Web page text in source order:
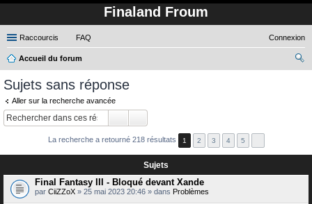
Finaland Froum
Raccourcis FAQ Connexion
Accueil du forum
Sujets sans réponse
Aller sur la recherche avancée
La recherche a retourné 218 résultats 1 2 3 4 5
Sujets
Final Fantasy III - Bloqué devant Xande
par CiiZZoX » 25 mai 2023 20:46 » dans Problèmes